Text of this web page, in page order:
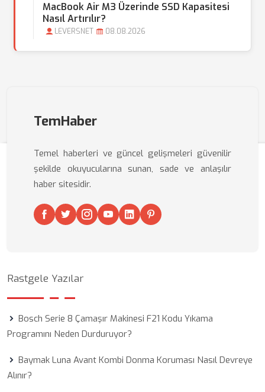
MacBook Air M3 Üzerinde SSD Kapasitesi
Nasıl Artırılır?
LEVERSNET 08.08.2026
TemHaber
Temel haberleri ve güncel gelişmeleri güvenilir
şekilde okuyucularına sunan, sade ve anlaşılır
haber sitesidir.
Rastgele Yazılar
Bosch Serie 8 Çamaşır Makinesi F21 Kodu Yıkama
Programını Neden Durduruyor?
Baymak Luna Avant Kombi Donma Koruması Nasıl Devreye
Alınır?